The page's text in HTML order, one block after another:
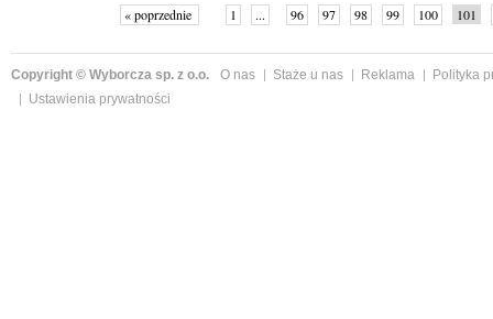
« poprzednie 1 ... 96 97 98 99 100 101
Copyright © Wyborcza sp. z o.o. O nas Staże u nas Reklama
Polityka
Ustawienia prywatności